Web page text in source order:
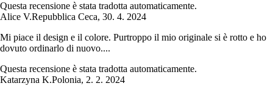
Questa recensione è stata tradotta automaticamente.
Alice V.Repubblica Ceca, 30. 4. 2024
Mi piace il design e il colore. Purtroppo il mio originale si è rotto e ho
dovuto ordinarlo di nuovo....
Questa recensione è stata tradotta automaticamente.
Katarzyna K.Polonia, 2. 2. 2024